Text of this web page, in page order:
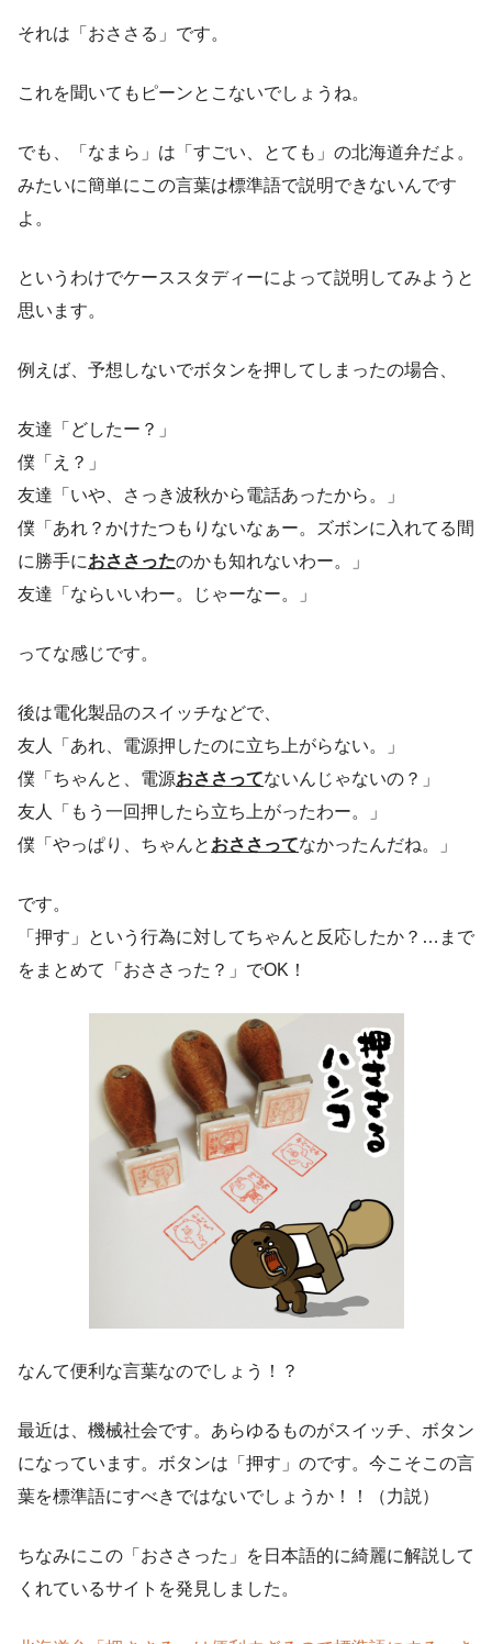
それは「おささる」です。
これを聞いてもピーンとこないでしょうね。
でも、「なまら」は「すごい、とても」の北海道弁だよ。
みたいに簡単にこの言葉は標準語で説明できないんです
よ。
というわけでケーススタディーによって説明してみようと
思います。
例えば、予想しないでボタンを押してしまったの場合、
友達「どしたー？」
僕「え？」
友達「いや、さっき波秋から電話あったから。」
僕「あれ？かけたつもりないなぁー。ズボンに入れてる間
に勝手におささったのかも知れないわー。」
友達「ならいいわー。じゃーなー。」
ってな感じです。
後は電化製品のスイッチなどで、
友人「あれ、電源押したのに立ち上がらない。」
僕「ちゃんと、電源おささってないんじゃないの？」
友人「もう一回押したら立ち上がったわー。」
僕「やっぱり、ちゃんと おささってなかったんだね。」
です。
「押す」という行為に対してちゃんと反応したか？…まで
をまとめて「おささった？」でOK！
なんて便利な言葉なのでしょう！？
最近は、機械社会です。あらゆるものがスイッチ、ボタン
になっています。ボタンは「押す」のです。今こそこの言
葉を標準語にすべきではないでしょうか！！（力説）
ちなみにこの「おささった」を日本語的に綺麗に解説して
くれているサイトを発見しました。